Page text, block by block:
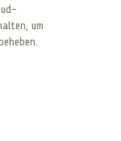
um